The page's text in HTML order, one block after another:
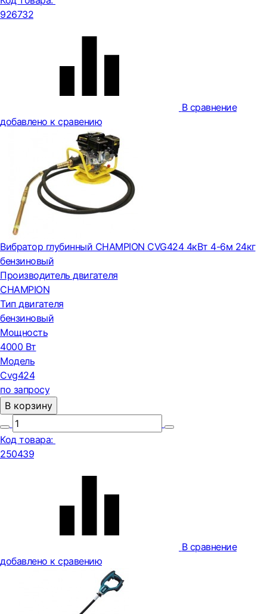
926732
В сравнение
добавлено к сравению
Вибратор глубинный CHAMPION CVG424 4кВт 4-6м 24кг
бензиновый
Производитель двигателя
CHAMPION
Тип двигателя
бензиновый
Мощность
4000 Вт
Модель
Cvg424
по запросу
В корзину
Код товара:
250439
В сравнение
добавлено к сравению